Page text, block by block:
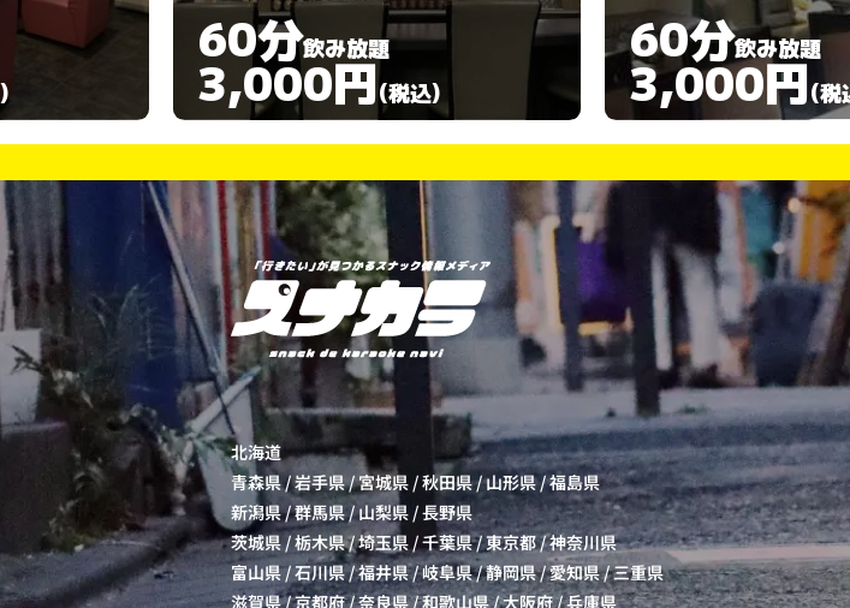
60分飲み放題
3,000円(税込)
60分飲み放題
3,000円(税
北海道
青森県/岩手県/宮城県 /秋田県/山形県/福島県
新潟県/群馬県/山梨県 /長野県
茨城県/栃木県/埼玉県 /千葉県/東京都/神奈川県
富山県/石川県/福井県/岐阜県/静岡県/愛知県/三重県
滋賀県/京都府/奈良県/和歌山県/大阪府/兵庫県